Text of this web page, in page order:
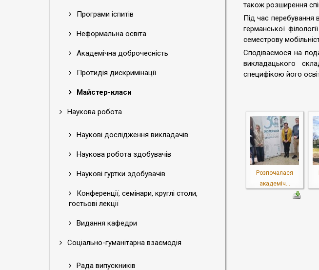
Програми іспитів
Неформальна освіта
Академічна доброчесність
Протидія дискримінації
Майстер-класи
Наукова робота
Наукові дослідження викладачів
Наукова робота здобувачів
Наукові гуртки здобувачів
Конференції, семінари, круглі столи,
гостьові лекції
Видання кафедри
Соціально-гуманітарна взаємодія
Рада випускників
також розширення
Під час перебування
германської
семестрову
Сподіваємося на
викладацького
специфікою його
Розпочалася
академіч...